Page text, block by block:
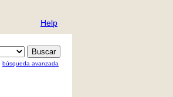
Help
búsqueda avanzada